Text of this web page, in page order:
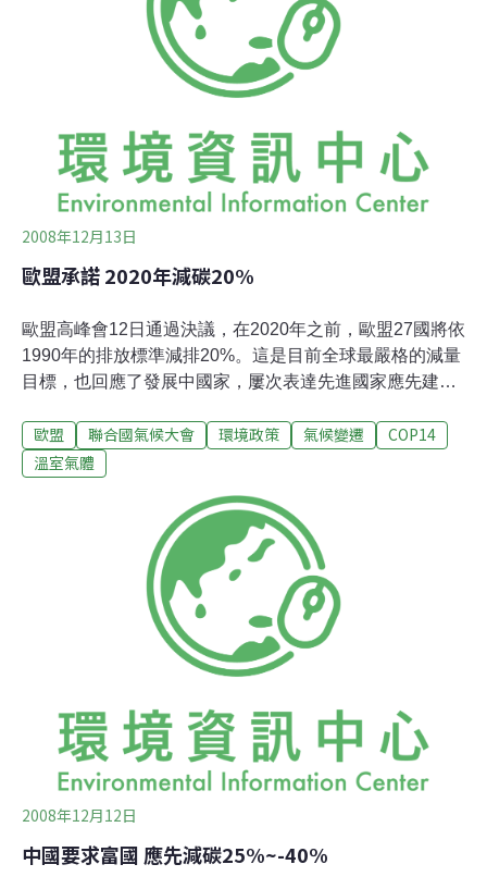
洲聯盟27國領袖正好在高峰會上，針對2020年前相對於
1990年減少20%的排放量、再生能源佔總能源消耗量的比
例提升到20%、以及能源消耗減少20%的實踐計畫達成具
體的共識。而且，就在大會結束的前一刻，美國前副總統
2008年12月13日
歐盟承諾 2020年減碳20%
歐盟高峰會12日通過決議，在2020年之前，歐盟27國將依
1990年的排放標準減排20%。這是目前全球最嚴格的減量
目標，也回應了發展中國家，屢次表達先進國家應先建立
氣候會談的代表。負責氣候談判歐盟官員舉行記者會表
示，歐盟已經樹立一個新的減碳典範，並也會視明年哥本
歐盟也希望，發展中國家聯盟(G77)也應開始作出減量承
諾，至少可以開始規劃減量計畫，一同加入全球抗暖的行
列。聯合國氣候變化綱要公約(UNFCCC)執行秘書德布爾
(Yvo de Boer)，在聽到歐盟的好消息後也立刻發表聲明，
指出歐盟的決定正代表著，在通往哥本哈根協議前的任何
阻礙，都是可以克服的。他認為這項極具野心的減量計
畫，將代表全歐洲將沿著綠色的方向復甦經濟，並將有助
歐盟 聯合國氣候大會 環境政策 氣候變遷
COP14
溫室氣體
2008年12月12日
中國要求富國 應先減碳25%~-40%